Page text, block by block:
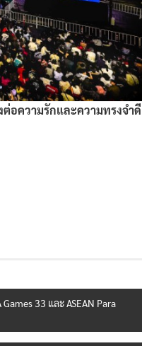
อความรักและความทรงจำดี
33 และ ASEAN Para